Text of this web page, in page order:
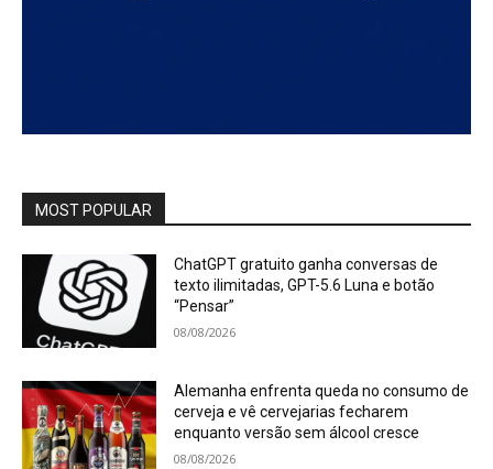
MOST POPULAR
ChatGPT gratuito ganha conversas de
texto ilimitadas, GPT-5.6 Luna e botão
“Pensar”
08/08/2026
Alemanha enfrenta queda no consumo de
cerveja e vê cervejarias fecharem
enquanto versão sem álcool cresce
08/08/2026